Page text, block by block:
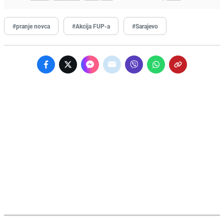
#pranje novca #Akcija FUP-a #Sarajevo